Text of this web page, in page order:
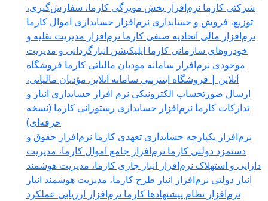
شرکتی کارما نرم‌افزار پخش مویرگی کارما، سفارش‌گیری،
توزیع، فروش و حسابداری نرم‌افزار حسابداری اموال کارما
نرم‌افزار مالی اتحادیه صنفی کارما نرم‌افزار مدیریت نقلیه و
خودروهای سازمانی کارما اپلیکیشن انبارگردانی و مدیریت
موجودی نرم‌افزار سامانه مودیان مالیاتی کارما فروشگاه
آنلاین | فروشگاه اینترنتی سامانه آنلاین مؤدیان مالیاتی،
ارسال صورتحساب الکترونیکی نرم افزار حسابداری انبار و
تدارکات کارما نرم‌افزار حسابداری رستورانی کارما (نسخه
حرفه‌ای)
نرم‌افزار یکپارچه حسابداری تعهدی کارما نرم‌افزار حقوق و
دستمزد دولتی کارما نرم‌افزار جامع اموال کارما، مدیریت
دارایی و استهلاک نرم‌افزار انبار جاری کارما، مدیریت هوشمند
انبار دولتی نرم‌افزار انبار طرح کارما، مدیریت هوشمند انبار
نرم‌افزار نظام پیشنهادها کارما نرم‌افزار ارزیابی عملکرد